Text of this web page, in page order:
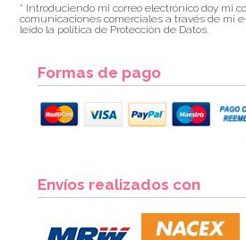
* Introduciendo mi correo electrónico doy mi
comunicaciones comerciales a través de mi
leído la política de Protección de Datos.
Formas de pago
Envíos realizados con